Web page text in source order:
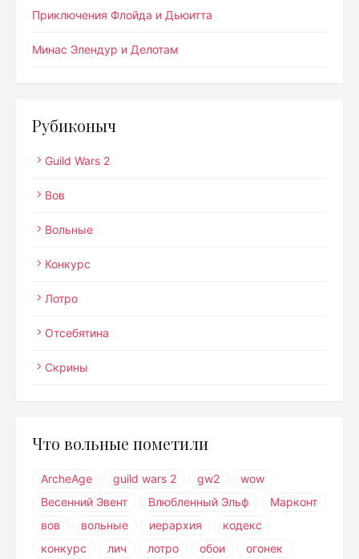
Приключения Флойда и Дьюитта
Минас Элендур и Делотам
Рубиконыч
Guild Wars 2
Вов
Вольные
Конкурс
Лотро
Отсебятина
Скрины
Что вольные пометили
ArcheAge guild wars 2 gw2
wow
Весенний Эвент
Влюбленный Эльф
Марконт
вов
вольные иерархия
кодекс
конкурс
лич лотро обои огонек